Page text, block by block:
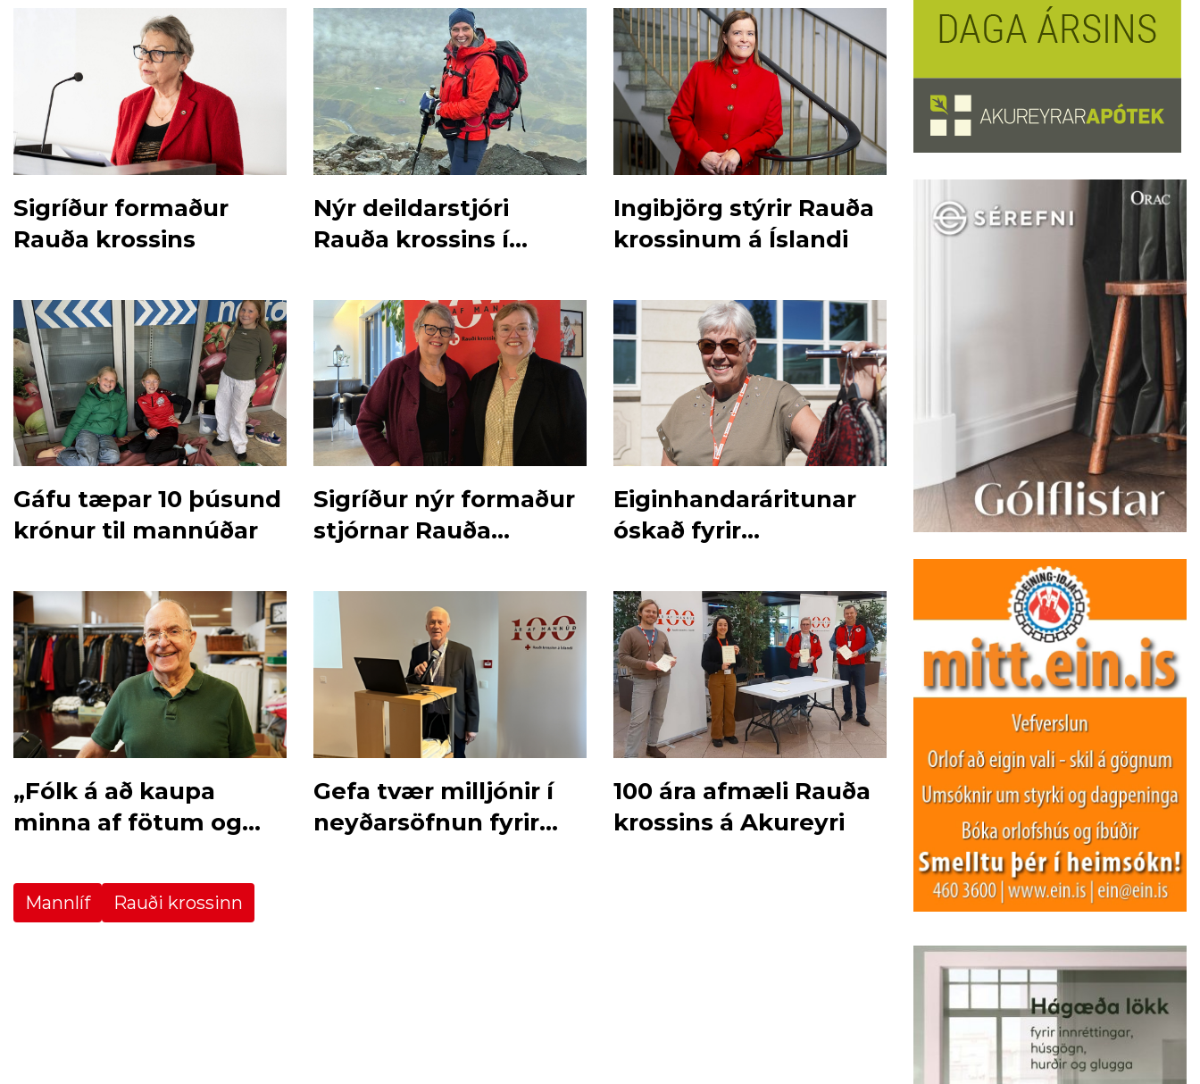
Sigríður formaður
Rauða krossins
Nýr deildarstjóri
Rauða krossins í
Ingibjörg stýrir Rauða
krossinum á Íslandi
Gáfu tæpar 10 þúsund
krónur til mannúðar
Sigríður nýr formaður
stjórnar Rauða
Eiginhandaráritunar
óskað fyrir
„Fólk á að kaupa
minna af fötum og
Gefa tvær milljónir í
neyðarsöfnun fyrir
100 ára afmæli Rauða
krossins á Akureyri
Mannlíf Rauði krossinn